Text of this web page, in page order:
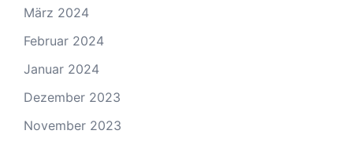
März 2024
Februar 2024
Januar 2024
Dezember 2023
November 2023